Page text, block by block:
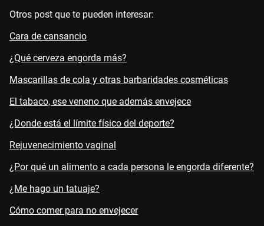
Otros post que te pueden interesar:
Cara de cansancio
¿Qué cerveza engorda más?
Mascarillas de cola y otras barbaridades cosméticas
El tabaco, ese veneno que además envejece
¿Donde está el límite físico del deporte?
Rejuvenecimiento vaginal
¿Por qué un alimento a cada persona le engorda diferente?
¿Me hago un tatuaje?
Cómo comer para no envejecer